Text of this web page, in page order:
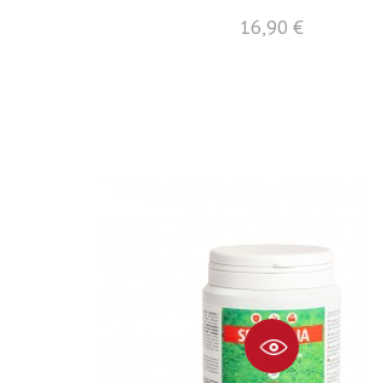
16,90 €Cena